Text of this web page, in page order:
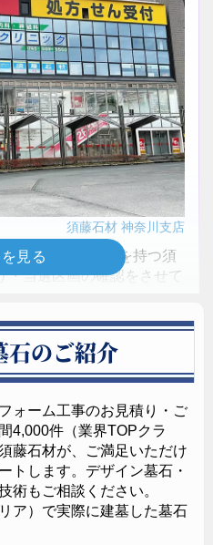
須藤石材 神奈川支店
ス）の施工実績を持つ須
・当選区画の確認をさせて
805-1十日市場佐藤ビル３F
石のご紹介
ォーム工事のお見積り・ご
4,000件（業界TOPクラ
藤石材が、ご満足いただけ
トします。デザイン墓石・
術もご相談ください。
ア）で実際に建墓した墓石